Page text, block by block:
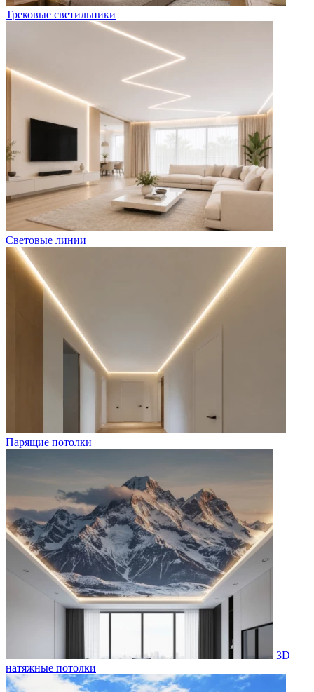
Трековые светильники
Световые линии
Парящие потолки
3D
натяжные потолки